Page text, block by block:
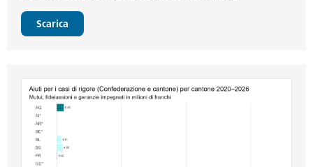
Scarica